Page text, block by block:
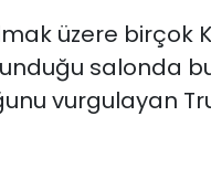
üzere birçok
salonda
vurgulayan